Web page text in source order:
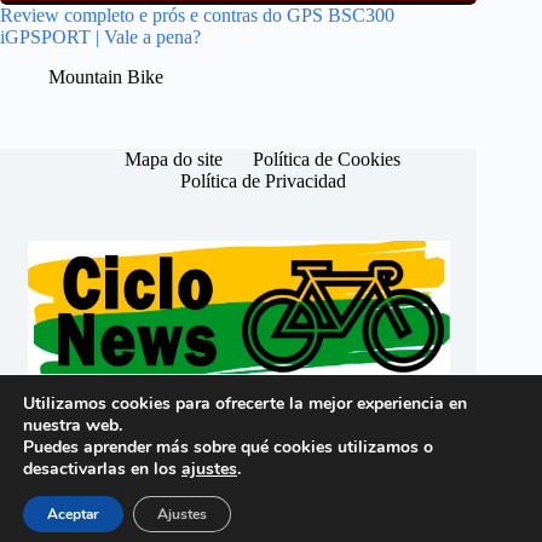
Review completo e prós e contras do GPS BSC300
iGPSPORT | Vale a pena?
Mountain Bike
Mapa do site
Política de Cookies
Política de Privacidad
Português (Brasil)
Español (España)
Copyright © 2026 -
Utilizamos cookies para ofrecerte la mejor experiencia en
nuestra web.
Puedes aprender más sobre qué cookies utilizamos o
desactivarlas en los ajustes.
Aceptar Ajustes